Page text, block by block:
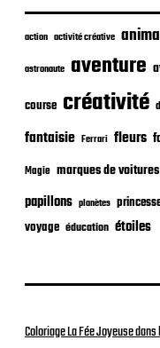
l
i
a
i
n
action activité créative
astronaute aventure
course créativité
fantaisie Ferrari fleurs
Magie marques de voitures
papillons planètes
voyage éducation étoiles
Coloriage La Fée Joyeuse